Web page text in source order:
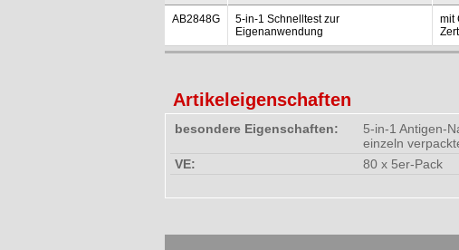
AB2848G
5-in-1 Schnelltest zur
Eigenanwendung
mit
Artikeleigenschaften
besondere Eigenschaften:
5-in-1 Antigen-
einzeln
VE:
80 x 5er-Pack